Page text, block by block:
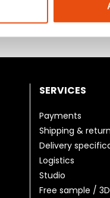
SERVICES
Payments
Shipping &
Delivery
Logistics
Studio
Free sample /